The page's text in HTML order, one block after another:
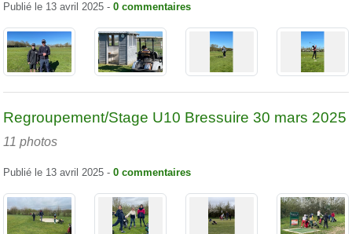
Publié le 13 avril 2025 - 0 commentaires
Regroupement/Stage U10 Bressuire 30 mars 2025
11 photos
Publié le 13 avril 2025 - 0 commentaires